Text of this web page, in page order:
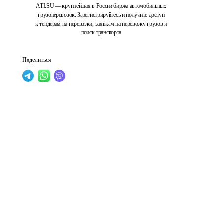
ATI.SU — крупнейшая в России биржа автомобильных
грузоперевозок. Зарегистрируйтесь и получите доступ
к тендерам на перевозки, заявкам на перевозку грузов и
поиск транспорта
Поделиться